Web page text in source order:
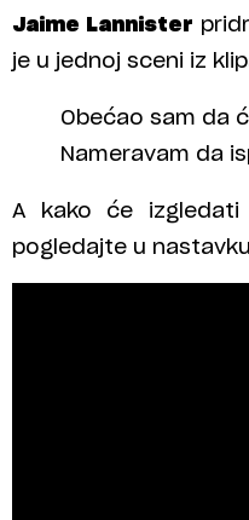
Jaime Lannister
je u jednoj sceni iz
Obećao sam da
Nameravam da
A kako će izgledati
pogledajte u